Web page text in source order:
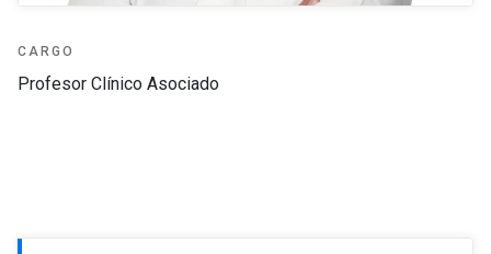
CARGO
Profesor Clínico Asociado